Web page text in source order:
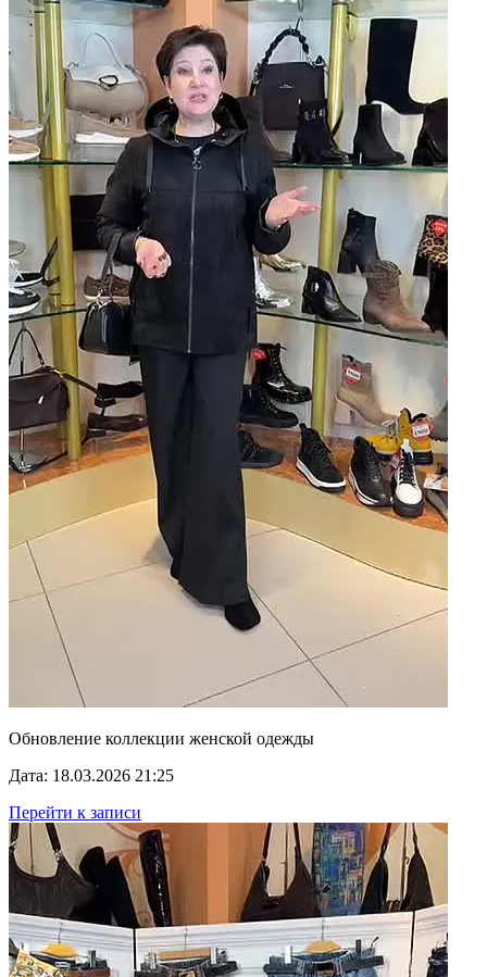
Обновление коллекции женской одежды
Дата: 18.03.2026 21:25
Перейти к записи